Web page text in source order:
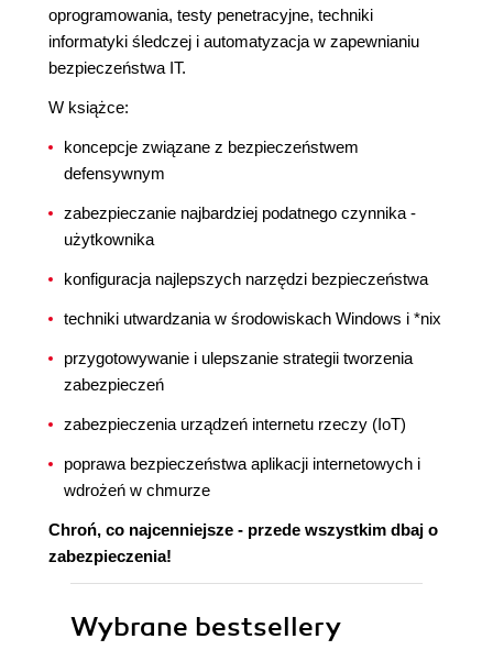
oprogramowania, testy penetracyjne, techniki
informatyki śledczej i automatyzacja w zapewnianiu
bezpieczeństwa IT.
W książce:
koncepcje związane z bezpieczeństwem
defensywnym
zabezpieczanie najbardziej podatnego czynnika -
użytkownika
konfiguracja najlepszych narzędzi bezpieczeństwa
techniki utwardzania w środowiskach Windows i *nix
przygotowywanie i ulepszanie strategii tworzenia
zabezpieczeń
zabezpieczenia urządzeń internetu rzeczy (IoT)
poprawa bezpieczeństwa aplikacji internetowych i
wdrożeń w chmurze
Chroń, co najcenniejsze - przede wszystkim dbaj o
zabezpieczenia!
Wybrane bestsellery